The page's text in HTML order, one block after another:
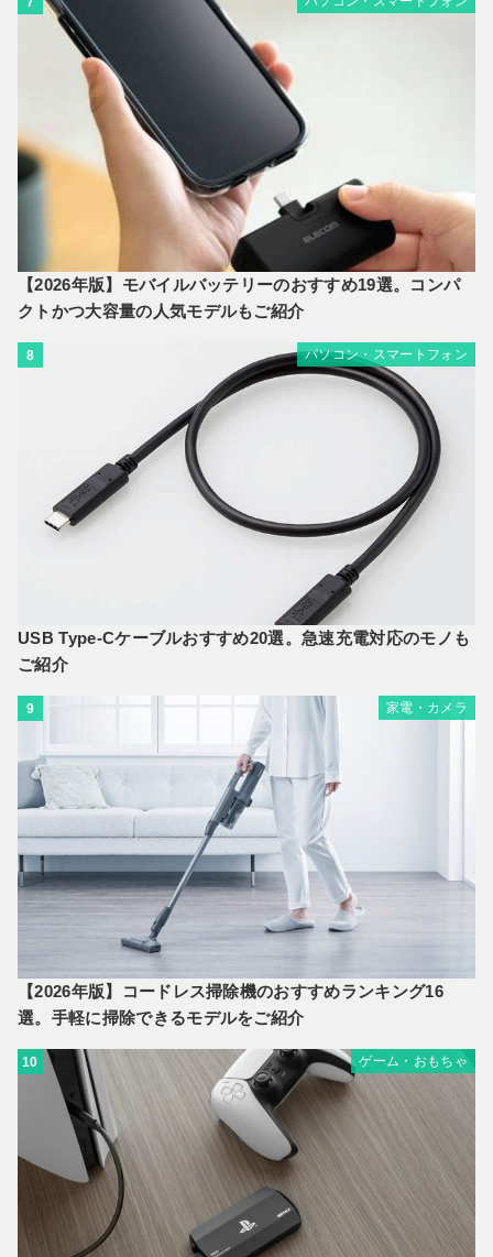
【2026年版】モバイルバッテリーのおすすめ19選。コンパ
クトかつ大容量の人気モデルもご紹介
8 パソコン・スマートフォン
USB Type-Cケーブルおすすめ20選。急速充電対応のモノも
ご紹介
9 家電・カメラ
【2026年版】コードレス掃除機のおすすめランキング16
選。手軽に掃除できるモデルをご紹介
10 ゲーム・おもちゃ